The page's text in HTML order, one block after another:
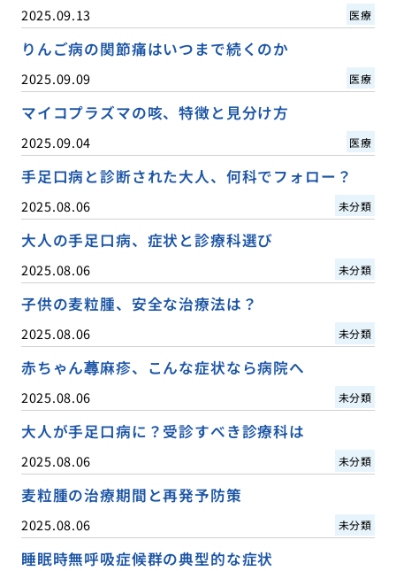
2025.09.13 医療
りんご病の関節痛はいつまで続くのか
2025.09.09 医療
マイコプラズマの咳、特徴と見分け方
2025.09.04 医療
手足口病と診断された大人、何科でフォロー？
2025.08.06 未分類
大人の手足口病、症状と診療科選び
2025.08.06 未分類
子供の麦粒腫、安全な治療法は？
2025.08.06 未分類
赤ちゃん蕁麻疹、こんな症状なら病院へ
2025.08.06 未分類
大人が手足口病に？受診すべき診療科は
2025.08.06 未分類
麦粒腫の治療期間と再発予防策
2025.08.06 未分類
睡眠時無呼吸症候群の典型的な症状